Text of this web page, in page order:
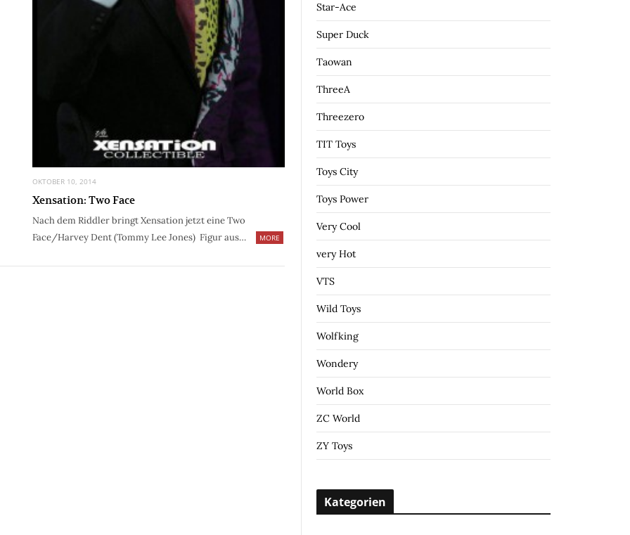
OKTOBER 10, 2014
Xensation: Two Face
Nach dem Riddler bringt Xensation jetzt eine Two
Face/Harvey Dent (Tommy Lee Jones) Figur aus…
MORE
Star-Ace
Super Duck
Taowan
ThreeA
Threezero
TIT Toys
Toys City
Toys Power
Very Cool
very Hot
VTS
Wild Toys
Wolfking
Wondery
World Box
ZC World
ZY Toys
Kategorien